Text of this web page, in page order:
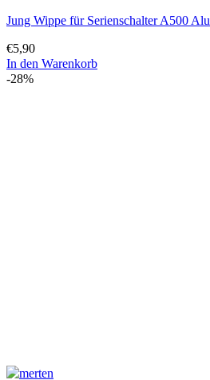
Jung Wippe für Serienschalter A500 Alu
€5,90
In den Warenkorb
-28%